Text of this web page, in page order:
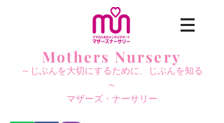
Mothers Nursery
～じぶんを大切にするために、じぶんを知る
～
​マザーズ・ナーサリー